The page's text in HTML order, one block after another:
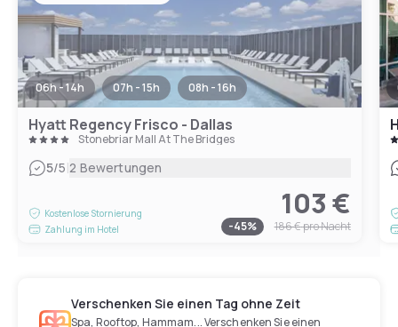
06h - 14h 07h - 15h 08h - 16h
Hyatt Regency Frisco - Dallas
Stonebriar Mall At The Bridges
5/5|2 Bewertungen
Kostenlose Stornierung
Zahlung im Hotel
103 €
-45% 186 €pro Nacht
Verschenken Sie einen Tag ohne Zeit
Spa, Rooftop, Hammam... Verschenken Sie einen